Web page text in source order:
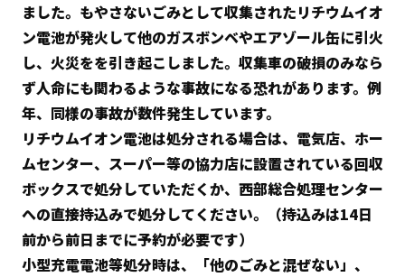
ました。もやさないごみとして収集されたリチウムイオ
ン電池が発火して他のガスボンベやエアゾール缶に引火
し、火災をを引き起こしました。収集車の破損のみなら
ず人命にも関わるような事故になる恐れがあります。例
年、同様の事故が数件発生しています。
リチウムイオン電池は処分される場合は、電気店、ホー
ムセンター、スーパー等の協力店に設置されている回収
ボックスで処分していただくか、西部総合処理センター
への直接持込みで処分してください。（持込みは14日
前から前日までに予約が必要です）
小型充電電池等処分時は、「他のごみと混ぜない」、